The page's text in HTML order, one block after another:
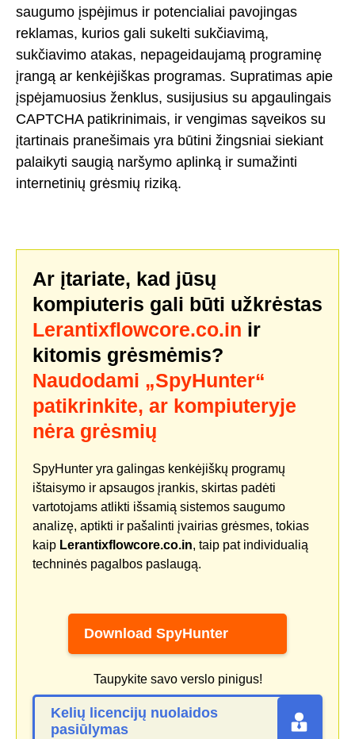
saugumo įspėjimus ir potencialiai pavojingas
reklamas, kurios gali sukelti sukčiavimą,
sukčiavimo atakas, nepageidaujamą programinę
įrangą ar kenkėjiškas programas. Supratimas apie
įspėjamuosius ženklus, susijusius su apgaulingais
CAPTCHA patikrinimais, ir vengimas sąveikos su
įtartinais pranešimais yra būtini žingsniai siekiant
palaikyti saugią naršymo aplinką ir sumažinti
internetinių grėsmių riziką.
Ar įtariate, kad jūsų
kompiuteris gali būti užkrėstas
Lerantixflowcore.co.in ir
kitomis grėsmėmis?
Naudodami „SpyHunter“
patikrinkite, ar kompiuteryje
nėra grėsmių
SpyHunter yra galingas kenkėjiškų programų
ištaisymo ir apsaugos įrankis, skirtas padėti
vartotojams atlikti išsamią sistemos saugumo
analizę, aptikti ir pašalinti įvairias grėsmes, tokias
kaip Lerantixflowcore.co.in, taip pat individualią
techninės pagalbos paslaugą.
Download SpyHunter
Taupykite savo verslo pinigus!
Kelių licencijų nuolaidos
pasiūlymas